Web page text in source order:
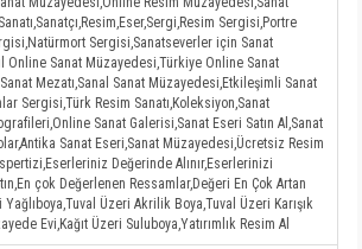
Sergisi,Portre
Sergisi,Sanatseverler için Sanat
Online Sanat Müzayedesi,Türkiye Online Sanat
Mezatı,Sanal Sanat Müzayedesi,Etkileşimli Sanat
Sergisi,Türk Resim Sanatı,Koleksiyon,Sanat
Sanat Galerisi,Sanat Eseri Satın Al,Sanat
Sanat Eseri,Sanat Müzayedesi,Ücretsiz Resim
Değerinde Alınır,Eserlerinizi
çok Değerlenen Ressamlar,Değeri En Çok Artan
Yağlıboya,Tuval Üzeri Akrilik Boya,Tuval Üzeri Karışık
Evi,Kağıt Üzeri Suluboya,Yatırımlık Resim Al